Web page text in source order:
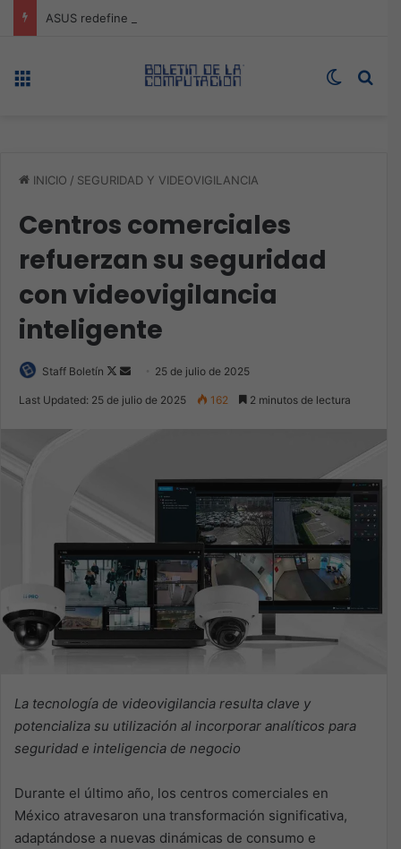
Switch
INICIO / SEGURIDAD Y VIDEOVIGILANCIA
Centros comerciales
refuerzan su seguridad
con videovigilancia
inteligente
Staff Boletín
Follow
Send 25 de julio de 2025
Last Updated: 25 de julio de 2025 162 2 minutos de lectura
La tecnología de videovigilancia resulta clave y
potencializa su utilización al incorporar analíticos para
seguridad e inteligencia de negocio
Durante el último año, los centros comerciales en
México atravesaron una transformación significativa,
adaptándose a nuevas dinámicas de consumo e